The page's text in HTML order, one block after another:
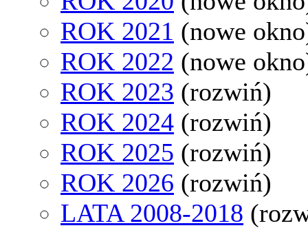
ROK 2021 (nowe
ROK 2022 (nowe
ROK 2023 (rozwiń)
ROK 2024 (rozwiń)
ROK 2025 (rozwiń)
ROK 2026 (rozwiń)
LATA 2008-2018